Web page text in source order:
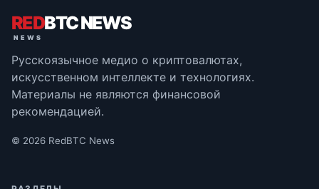
REDBTC NEWS
Русскоязычное медио о криптовалютах,
искусственном интеллекте и технологиях.
Материалы не являются финансовой
рекомендацией.
© 2026 RedBTC News